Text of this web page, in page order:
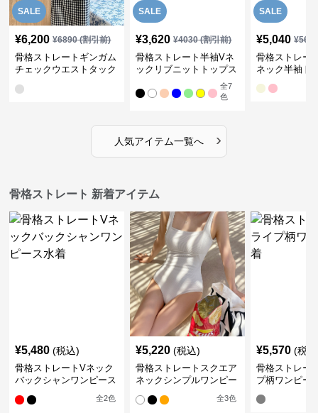
SALE
¥6,200 ¥6890(割引前)
骨格ストレートギンガム
チェックウエストタック
SALE
¥3,620 ¥4030(割引前)
骨格ストレート半袖Vネ
ックリブニットトップス
全7
色
SALE
¥5,040 ¥
骨格ストレー
ネック半袖ト
人気アイテム一覧へ ›
骨格ストレート 新着アイテム
¥5,480 (税込)
骨格ストレートVネック
バックシャンワンピース
全2色
¥5,220 (税込)
骨格ストレートスクエア
ネックシンプルワンピー
全3色
¥5,570 (税
骨格ストレー
プ柄ワンピー